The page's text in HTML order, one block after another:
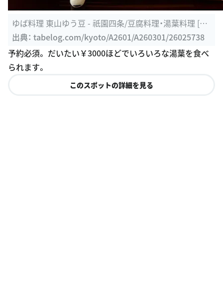
ゆば料理 東山ゆう豆 - 祇園四条/豆腐料理・湯葉料理 [食
べログ]
出典： tabelog.com/kyoto/A2601/A260301/26025738
予約必須。 だいたい￥3000ほどでいろいろな湯葉を食べ
られます。
このスポットの詳細を見る